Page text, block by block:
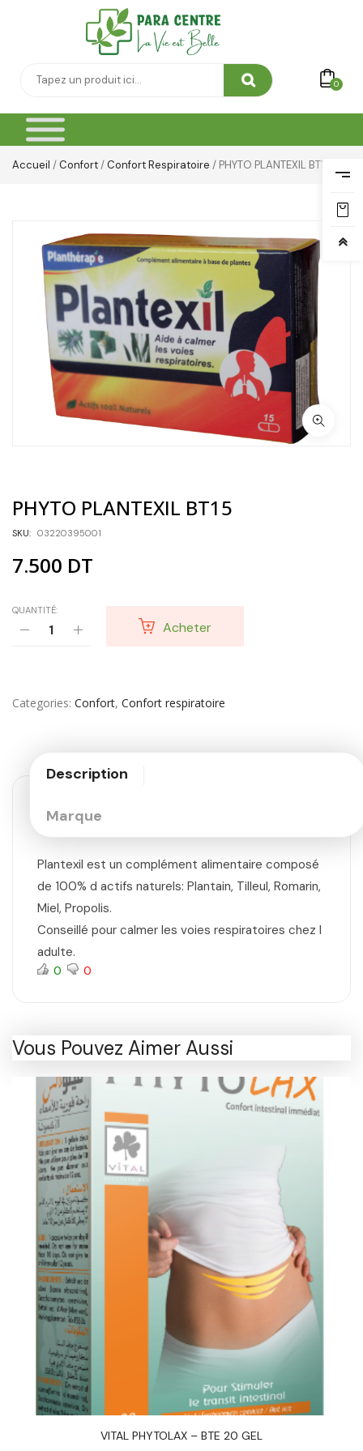
0
Accueil /Confort/Confort Respiratoire / PHYTO PLANTEXIL BT15
PHYTO PLANTEXIL BT15
SKU: 03220395001
7.500 DT
QUANTITÉ:
Acheter
Categories Confort, Confort respiratoire
Description
Marque
Plantexil est un complément alimentaire composé
de 100% d actifs naturels: Plantain, Tilleul, Romarin,
Miel, Propolis.
Conseillé pour calmer les voies respiratoires chez l
adulte.
0 0
Vous Pouvez Aimer Aussi
VITAL PHYTOLAX – BTE 20 GEL
Thé & Tisanes
Toilette & Soin Bébé
Vêtement Amincissant